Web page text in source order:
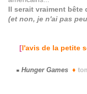
Il serait vraiment bête
(et non, je n'ai pas
[l'avis de la petite
■ Hunger Games ♦